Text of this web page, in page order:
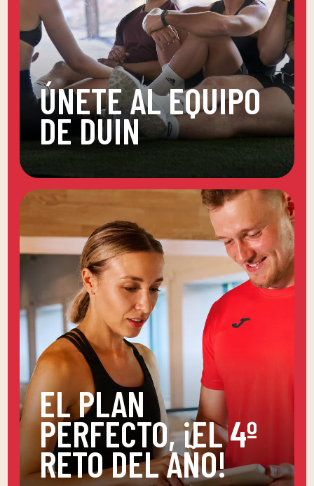
ÚNETE AL EQUIPO
DE DUIN
EL PLAN
PERFECTO, ¡EL 4º
RETO DEL AÑO!